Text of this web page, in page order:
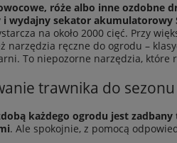
róże albo inne ozdobne
i wydajny sekator akumulatorowy
na około 2000 cięć. Przy
narzędzia ręczne do ogrodu –
To niepozorne narzędzia, które
trawnika do
każdego ogrodu jest
. Ale spokojnie, z pomocą